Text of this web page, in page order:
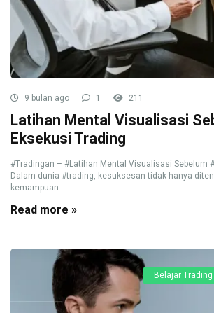
9 bulan ago 1 211
Latihan Mental Visualisasi
Eksekusi Trading
#Tradingan – #Latihan Mental Visualisasi Sebelum
Dalam dunia #trading, kesuksesan tidak hanya
kemampuan ...
Read more »
Belajar Trading